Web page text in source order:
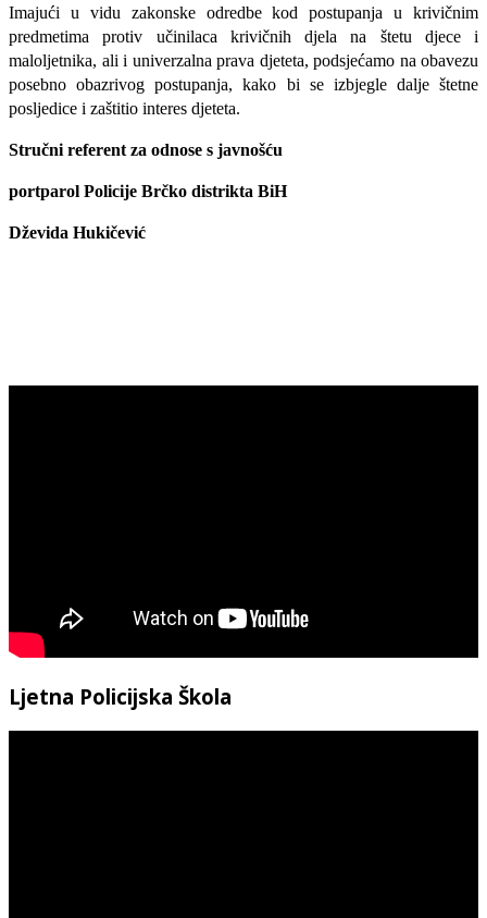
Imajući u vidu zakonske odredbe kod postupanja u krivičnim
predmetima protiv učinilaca krivičnih djela na štetu djece i
maloljetnika, ali i univerzalna prava djeteta, podsjećamo na obavezu
posebno obazrivog postupanja, kako bi se izbjegle dalje štetne
posljedice i zaštitio interes djeteta.
Stručni referent za odnose s javnošću
portparol Policije Brčko distrikta BiH
Dževida Hukičević
Ljetna Policijska Škola